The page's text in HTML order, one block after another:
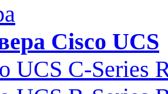
Cisco UCS
UCS C-Series